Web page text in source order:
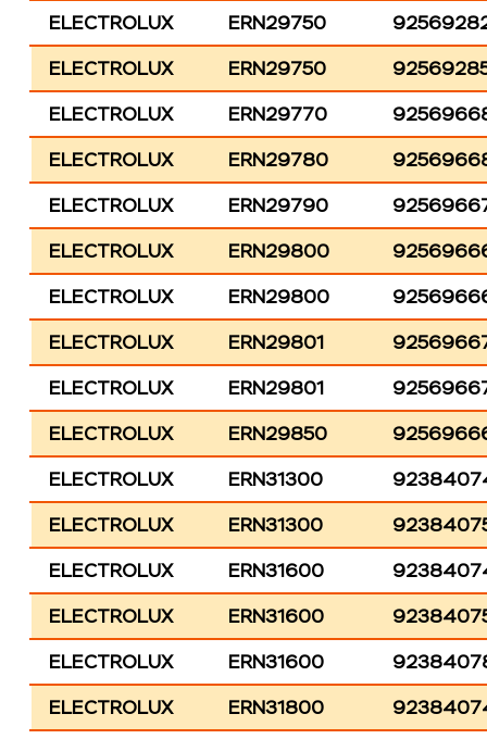
ELECTROLUX
ERN29750
ELECTROLUX
ERN29750
ELECTROLUX
ERN29770
ELECTROLUX
ERN29780
ELECTROLUX
ERN29790
ELECTROLUX
ERN29800
ELECTROLUX
ERN29800
ELECTROLUX
ERN29801
ELECTROLUX
ERN29801
ELECTROLUX
ERN29850
ELECTROLUX
ERN31300
ELECTROLUX
ERN31300
ELECTROLUX
ERN31600
ELECTROLUX
ERN31600
ELECTROLUX
ERN31600
ELECTROLUX
ERN31800